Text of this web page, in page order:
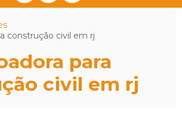
construção civil em rj
para
civil em rj